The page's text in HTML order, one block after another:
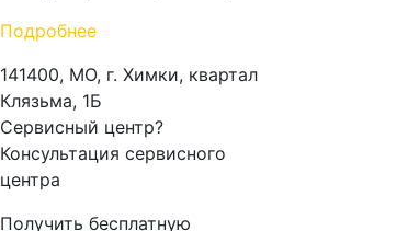
Подробнее
141400, МО, г. Химки, квартал
Клязьма, 1Б
Сервисный центр?
Консультация сервисного
центра
Получить бесплатную